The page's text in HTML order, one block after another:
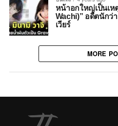
หน้าอกใหญ่เป็นเห
Wachi)” อดีตนักว่
เวียร์
MORE